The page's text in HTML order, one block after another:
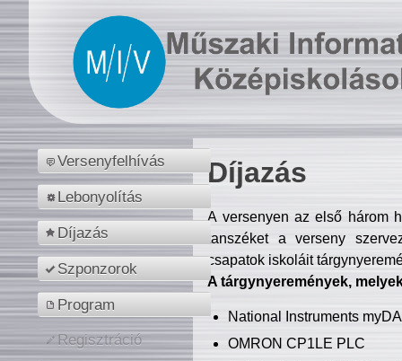
Versenyfelhívás
Lebonyolítás
Díjazás
Szponzorok
Program
Regisztráció
Díjazás
A versenyen az első három
tanszéket a verseny
csapatok iskoláit
A tárgynyeremények,
National Instruments
OMRON CP1LE PLC